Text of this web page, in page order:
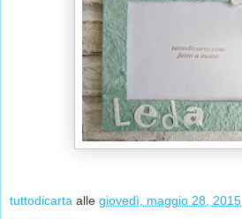
tuttodicarta alle giovedì, maggio 28, 2015